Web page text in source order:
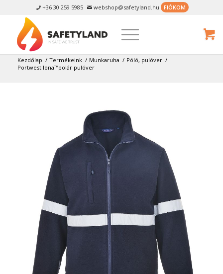
 +36 30 259 5985  webshop@safetyland.hu FIÓKOM
Kezdőlap / Termékeink / Munkaruha / Póló, pulóver /
Portwest Iona™polár pulóver